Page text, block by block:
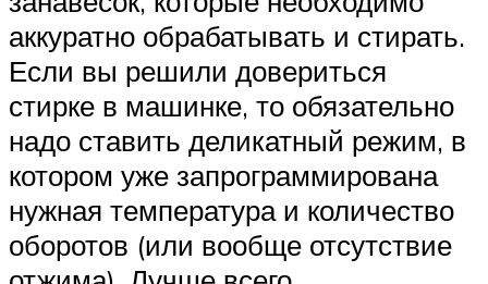
аккуратно обрабатывать и стирать.
Если вы решили довериться
стирке в машинке, то обязательно
надо ставить деликатный режим, в
котором уже запрограммирована
нужная температура и количество
оборотов (или вообще отсутствие